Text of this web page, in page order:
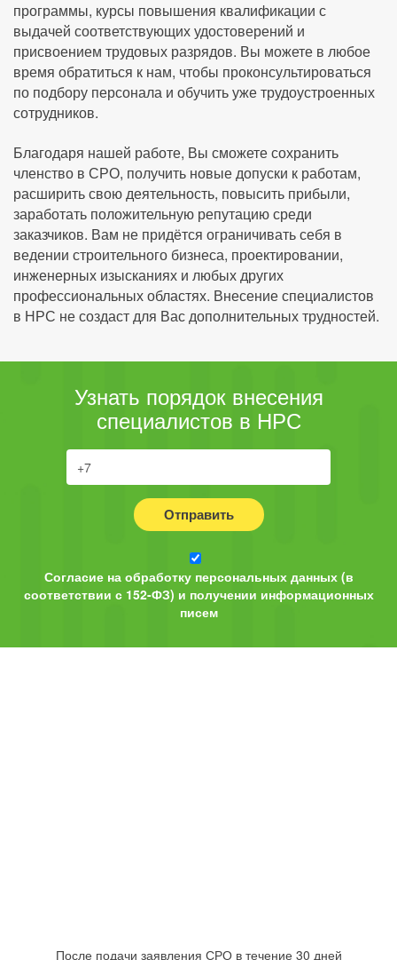
программы, курсы повышения квалификации с
выдачей соответствующих удостоверений и
присвоением трудовых разрядов. Вы можете в любое
время обратиться к нам, чтобы проконсультироваться
по подбору персонала и обучить уже трудоустроенных
сотрудников.
Благодаря нашей работе, Вы сможете сохранить
членство в СРО, получить новые допуски к работам,
расширить свою деятельность, повысить прибыли,
заработать положительную репутацию среди
заказчиков. Вам не придётся ограничивать себя в
ведении строительного бизнеса, проектировании,
инженерных изысканиях и любых других
профессиональных областях. Внесение специалистов
в НРС не создаст для Вас дополнительных трудностей.
Узнать порядок внесения
специалистов в НРС
Отправить
Согласие на обработку персональных данных (в
соответствии с 152-ФЗ) и получении информационных
писем
После подачи заявления СРО в течение 30 дней